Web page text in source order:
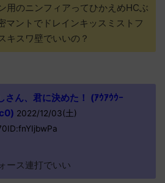
用のニンフィアってひかえめHCぶ
マントでドレインキッスミストフ
キスワ壁でいいの？
さん、君に決めた！ (ｱｳｱｳｳｰ
2022/12/03(土)
ース連打でいい